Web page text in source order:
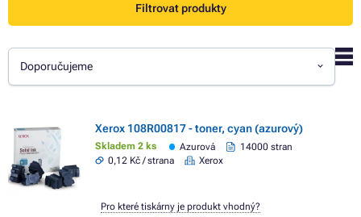
Filtrovat produkty
Doporučujeme
Xerox 108R00817 - toner, cyan (azurový)
Skladem 2 ks Azurová
14000 stran
0,12 Kč / strana
Xerox
Pro které tiskárny je produkt vhodný?